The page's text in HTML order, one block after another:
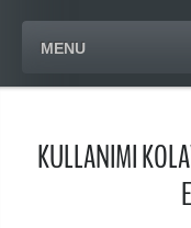
MENU
KULLANIMI